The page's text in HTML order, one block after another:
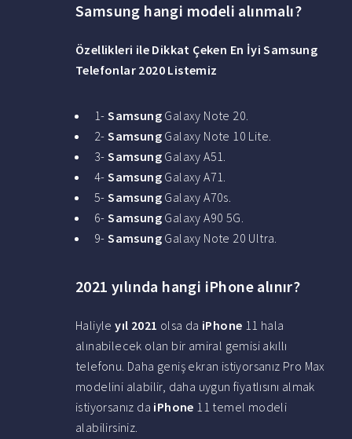
Samsung hangi modeli alınmalı?
Özellikleri ile Dikkat Çeken En İyi Samsung
Telefonlar 2020 Listemiz
1-Samsung Galaxy Note 20.
2-Samsung Galaxy Note 10 Lite.
3-Samsung Galaxy A51.
4-Samsung Galaxy A71.
5-Samsung Galaxy A70s.
6-Samsung Galaxy A90 5G.
9-Samsung Galaxy Note 20 Ultra.
2021 yılında hangi iPhone alınır?
Haliyleyıl 2021 olsa da iPhone 11 hala
alınabilecek olan bir amiral gemisi akıllı
telefonu. Daha geniş ekran istiyorsanız Pro Max
modelini alabilir, daha uygun fiyatlısını almak
istiyorsanız da iPhone 11 temel modeli
alabilirsiniz.